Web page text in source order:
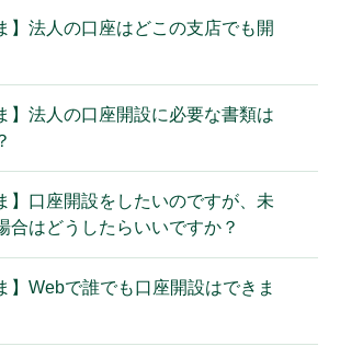
】法人の口座はどこの支店でも開
】法人の口座開設に必要な書類は
】口座開設をしたいのですが、未
合はどうしたらいいですか？
】Webで誰でも口座開設はできま